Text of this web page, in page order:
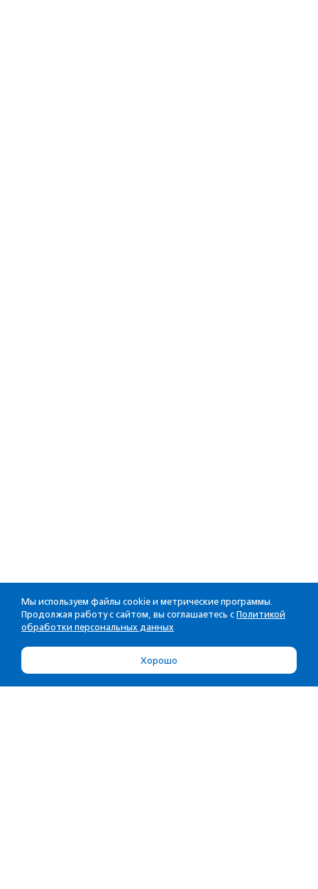
Мы используем файлы cookie и метрические программы.
Продолжая работу с сайтом, вы соглашаетесь с Политикой
обработки персональных данных
Хорошо